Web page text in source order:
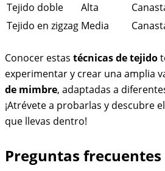
Tejido doble
Alta
Tejido en zigzag Media
Conocer estas técnicas de tejido
experimentar y crear una amplia
de mimbre, adaptadas a
¡Atrévete a probarlas y descubre el
que llevas dentro!
Preguntas frecuentes